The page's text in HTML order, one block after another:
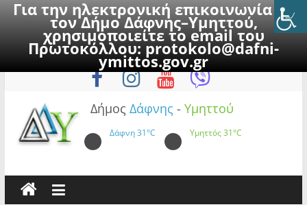
Για την ηλεκτρονική επικοινωνία με
τον Δήμο Δάφνης–Υμηττού,
χρησιμοποιείτε το email του
Πρωτοκόλλου:protokolo@dafni-
ymittos.gov.gr
to
Σάββατο, 8 Αυγούστου 2026
Δήμος Δάφνης - Υμηττού
Δάφνη31°C Υμηττός31°C